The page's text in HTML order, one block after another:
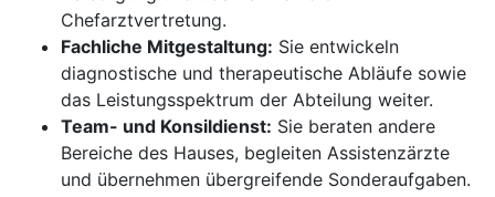
Chefarztvertretung.
Fachliche Mitgestaltung: Sie entwickeln
diagnostische und therapeutische Abläufe sowie
das Leistungsspektrum der Abteilung weiter.
Team- und Konsildienst: Sie beraten andere
Bereiche des Hauses, begleiten Assistenzärzte
und übernehmen übergreifende Sonderaufgaben.